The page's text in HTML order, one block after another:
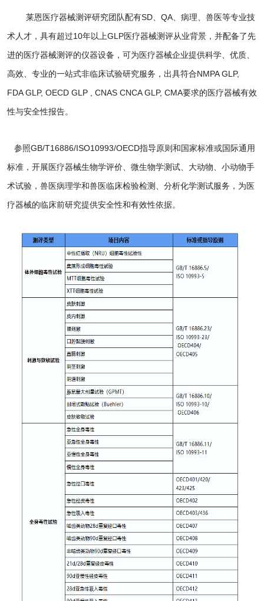
莱恩医疗器械测评研究团队配有SD、QA、病理、兽医等专业技
术人才，具有超过10年以上GLP医疗器械测评从业背景，并配备了先
进的医疗器械测评的仪器设备，可为医疗器械企业提供科学、优质、
高效、专业的一站式非临床试验研究服务，出具符合NMPA GLP,
FDA GLP, OECD GLP , CNAS CNCA GLP, CMA要求的医疗器械有效
性与安全性报告。
参照GB/T16886/ISO10993/OECD指导原则和国家标准或国际通用
标准，开展医疗器械生物学评价、微生物学测试、大动物、小动物手
术试验，兽医病理学和兽医临床检验检测、分析化学测试服务， 为医
疗器械的临床前研究提供安全性和有效性依据。